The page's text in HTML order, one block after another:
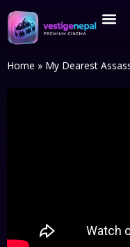
Home » My Dearest